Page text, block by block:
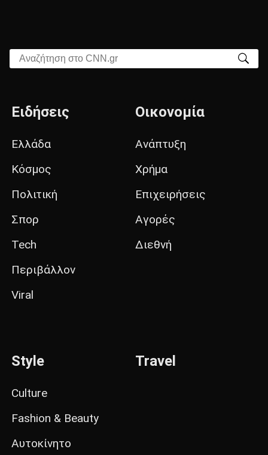
Αναζήτηση στο CNN.gr
Ειδήσεις
Ελλάδα
Κόσμος
Πολιτική
Σπορ
Tech
Περιβάλλον
Viral
Οικονομία
Ανάπτυξη
Χρήμα
Επιχειρήσεις
Αγορές
Διεθνή
Style
Culture
Fashion & Beauty
Αυτοκίνητο
Travel